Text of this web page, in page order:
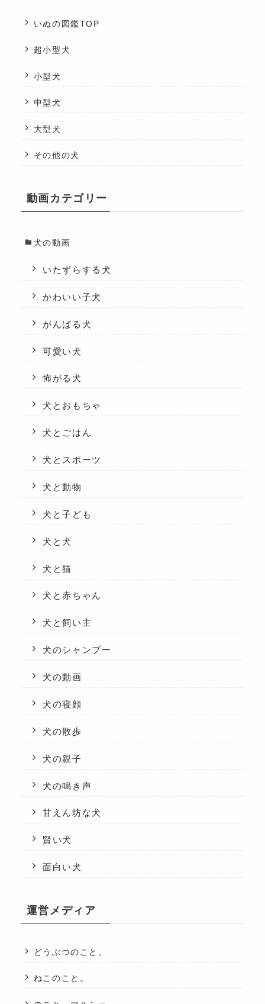
いぬの図鑑TOP
超小型犬
小型犬
中型犬
大型犬
その他の犬
動画カテゴリー
犬の動画
いたずらする犬
かわいい子犬
がんばる犬
可愛い犬
怖がる犬
犬とおもちゃ
犬とごはん
犬とスポーツ
犬と動物
犬と子ども
犬と犬
犬と猫
犬と赤ちゃん
犬と飼い主
犬のシャンプー
犬の動画
犬の寝顔
犬の散歩
犬の親子
犬の鳴き声
甘えん坊な犬
賢い犬
面白い犬
運営メディア
どうぶつのこと。
ねこのこと。